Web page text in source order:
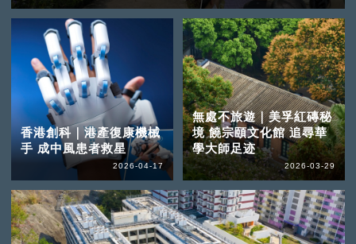
香港創科｜港產復康機械
手 成中風患者救星
2026-04-17
無處不旅遊｜美孚紅磚秘
境 饒宗頤文化館 追尋華
學大師足迹
2026-03-29